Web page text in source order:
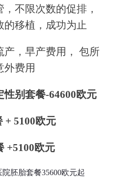
，不限次数的促排，
的移植，成功为止
产，早产费用， 包所
外费用
性别套餐-64600欧元
+ 5100欧元
+5100欧元
院胚胎套餐35600欧元起